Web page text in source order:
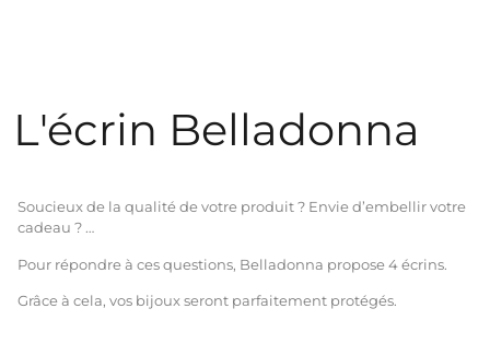
L'écrin Belladonna
Soucieux de la qualité de votre produit ? Envie d’embellir votre
cadeau ? …
Pour répondre à ces questions, Belladonna propose 4 écrins.
Grâce à cela, vos bijoux seront parfaitement protégés.